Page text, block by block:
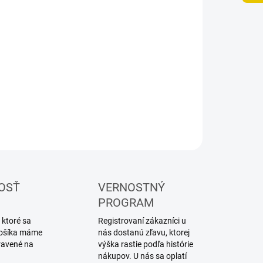
ktoré sa
máme
na
VERNOSTNÝ
PROGRAM
Registrovaní zákazníci u
nás dostanú zľavu, ktorej
výška rastie podľa histórie
nákupov. U nás sa oplatí